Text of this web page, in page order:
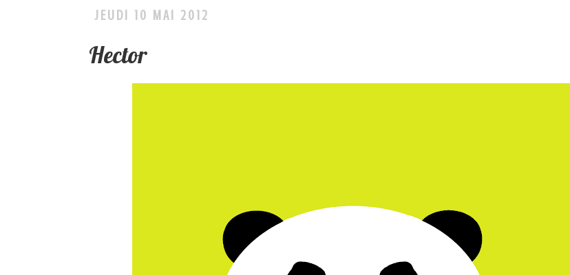
JEUDI 10 MAI 2012
Hector